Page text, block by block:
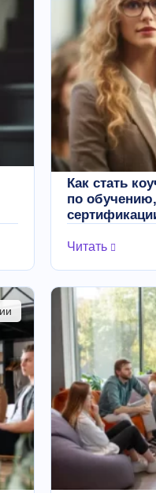
Как стать
по
Читать